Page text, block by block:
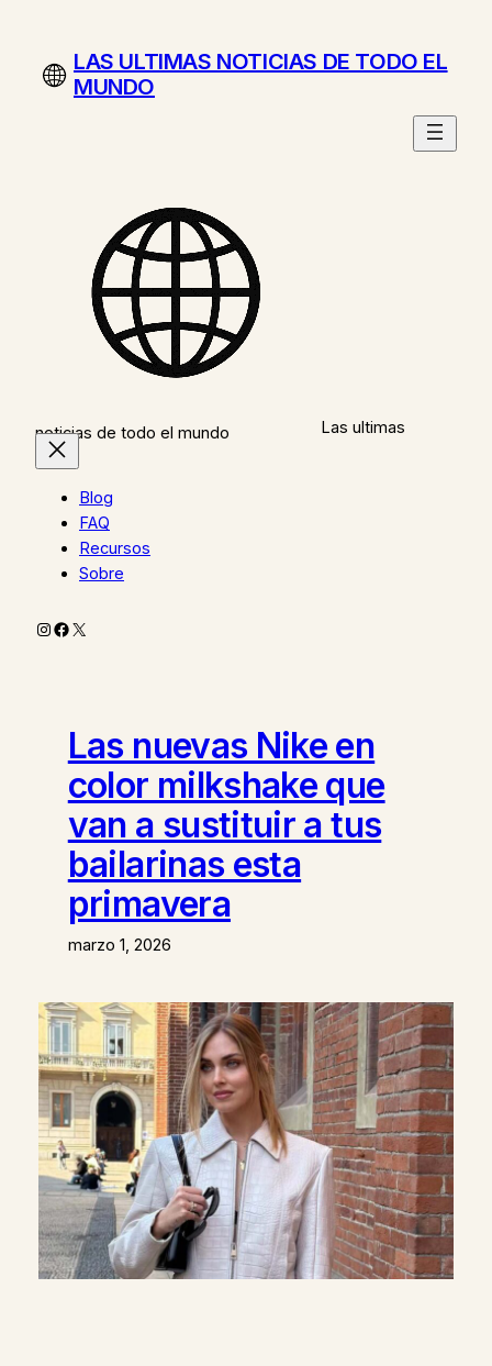
contenidoLAS ULTIMAS NOTICIAS DE TODO EL
MUNDO
Las ultimas
noticias de todo el mundo
Blog
FAQ
Recursos
Sobre
Instagram
Facebook
X
Las nuevas Nike en
color milkshake que
van a sustituir a tus
bailarinas esta
primavera
marzo 1, 2026